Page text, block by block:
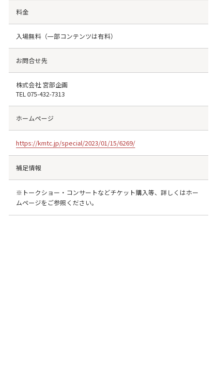
料金
入場無料（一部コンテンツは有料）
お問合せ先
株式会社 宮部企画
TEL075-432-7313
ホームページ
https://kmtc.jp/special/2023/01/15/6269/
補足情報
※トークショー・コンサートなどチケット購入等、詳しくはホー
ムページをご参照ください。